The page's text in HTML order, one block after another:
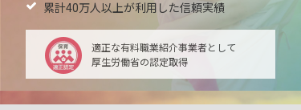
累計40万人以上が利用した信頼実績
適正な有料職業紹介事業者として
厚生労働省の認定取得